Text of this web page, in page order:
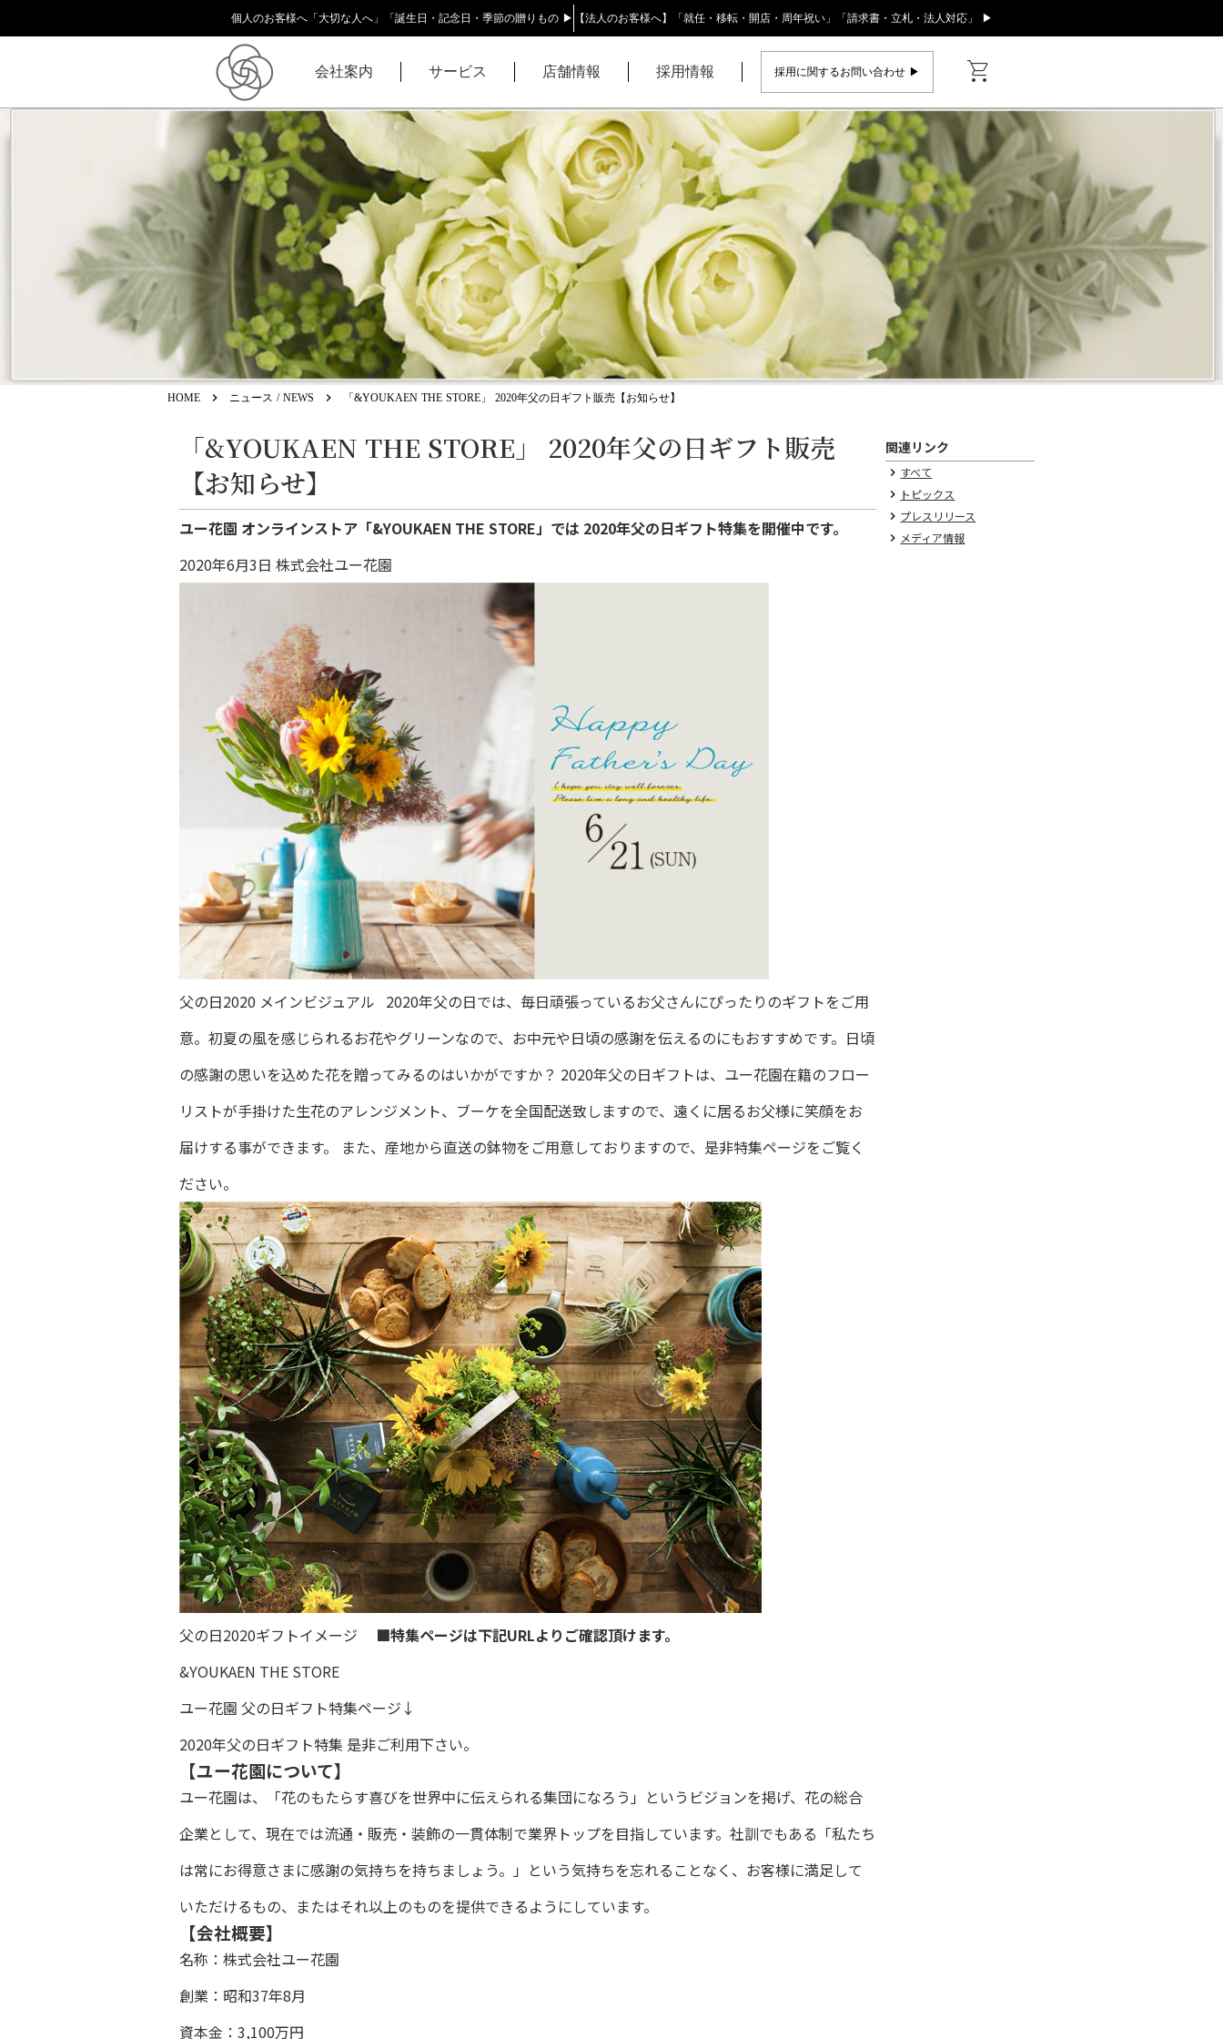
個人のお客様へ「大切な人へ」「誕生日・記念日・季節の贈りもの ▶ 【法人のお客様へ】「就任・移転・開店・周年祝い」「請求書・立札・法人対応」 ▶
会社案内 サービス 店舗情報 採用情報 採用に関するお問い合わせ ▶︎ shopping_cart
HOME keyboard_arrow_right ニュース / NEWS keyboard_arrow_right 「&YOUKAEN THE STORE」 2020年父の日ギフト販売【お知らせ】
「&YOUKAEN THE STORE」 2020年父の日ギフト販売
【お知らせ】
ユー花園 オンラインストア「&YOUKAEN THE STORE」では 2020年父の日ギフト特集を開催中です。
2020年6月3日 株式会社ユー花園
父の日2020 メインビジュアル 2020年父の日では、毎日頑張っているお父さんにぴったりのギフトをご用
意。初夏の風を感じられるお花やグリーンなので、お中元や日頃の感謝を伝えるのにもおすすめです。日頃
の感謝の思いを込めた花を贈ってみるのはいかがですか？ 2020年父の日ギフトは、ユー花園在籍のフロー
リストが手掛けた生花のアレンジメント、ブーケを全国配送致しますので、遠くに居るお父様に笑顔をお
届けする事ができます。 また、産地から直送の鉢物をご用意しておりますので、是非特集ページをご覧く
ださい。
父の日2020ギフトイメージ ■特集ページは下記URLよりご確認頂けます。
&YOUKAEN THE STORE
ユー花園 父の日ギフト特集ページ↓
2020年父の日ギフト特集 是非ご利用下さい。
【ユー花園について】
ユー花園は、「花のもたらす喜びを世界中に伝えられる集団になろう」というビジョンを掲げ、花の総合
企業として、現在では流通・販売・装飾の一貫体制で業界トップを目指しています。社訓でもある「私たち
は常にお得意さまに感謝の気持ちを持ちましょう。」という気持ちを忘れることなく、お客様に満足して
いただけるもの、またはそれ以上のものを提供できるようにしています。
【会社概要】
名称：株式会社ユー花園
創業：昭和37年8月
資本金：3,100万円
関連リンク
keyboard_arrow_right すべて
keyboard_arrow_right トピックス
keyboard_arrow_right プレスリリース
keyboard_arrow_right メディア情報